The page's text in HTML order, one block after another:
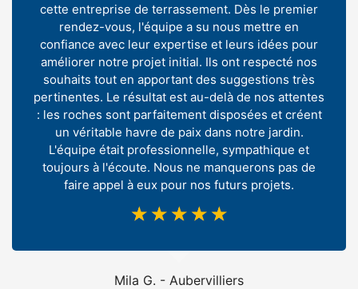
Mila G. - Aubervilliers
cette entreprise de terrassement. Dès le premier
rendez-vous, l'équipe a su nous mettre en
confiance avec leur expertise et leurs idées pour
améliorer notre projet initial. Ils ont respecté nos
souhaits tout en apportant des suggestions très
pertinentes. Le résultat est au-delà de nos attentes
: les roches sont parfaitement disposées et créent
un véritable havre de paix dans notre jardin.
L'équipe était professionnelle, sympathique et
toujours à l'écoute. Nous ne manquerons pas de
faire appel à eux pour nos futurs projets.
☆ ☆ ☆ ☆ ☆